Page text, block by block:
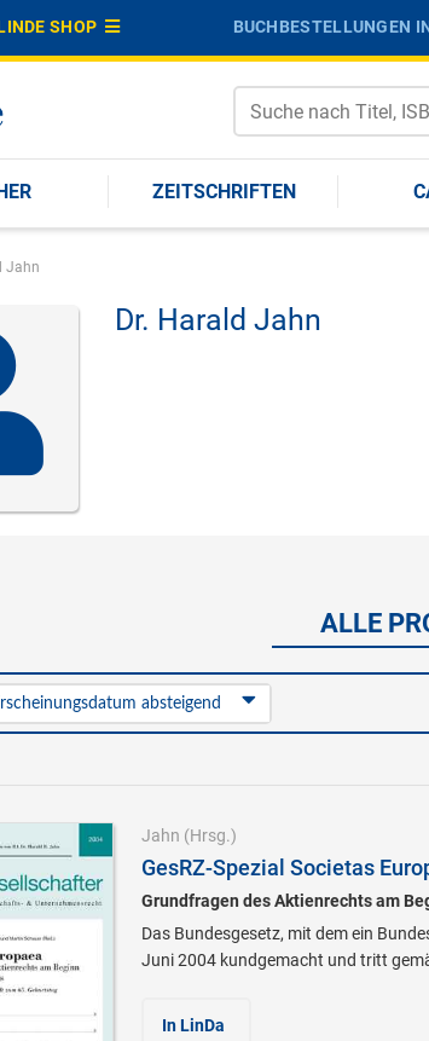
SHOP BUCHBESTELLUNGEN
ZEITSCHRIFTEN
Jahn
Dr. Harald Jahn
ALLE
absteigend
Jahn (Hrsg.)
GesRZ-Spezial Societas
Grundfragen des Aktienrechts am
Das Bundesgesetz, mit dem ein
Juni 2004 kundgemacht und tritt
In LinDa